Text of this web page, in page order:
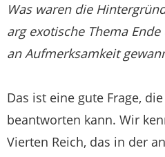
Was waren die
arg exotische Thema
an Aufmerksamkeit
Das ist eine gute Frage,
beantworten kann. Wir
Vierten Reich, das in der